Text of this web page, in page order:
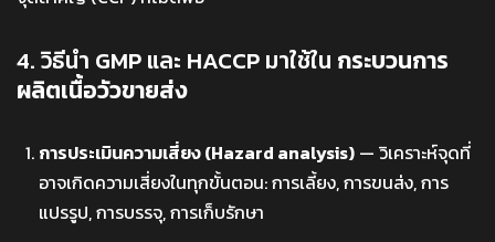
4. วิธีนำ GMP และ HACCP มาใช้ใน กระบวนการ
ผลิตเนื้อวัวขายส่ง
การประเมินความเสี่ยง (Hazard analysis) — วิเคราะห์จุดที่
อาจเกิดความเสี่ยงในทุกขั้นตอน: การเลี้ยง, การขนส่ง, การ
แปรรูป, การบรรจุ, การเก็บรักษา